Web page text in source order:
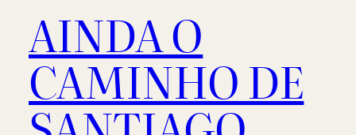
AINDA O
CAMINHO DE